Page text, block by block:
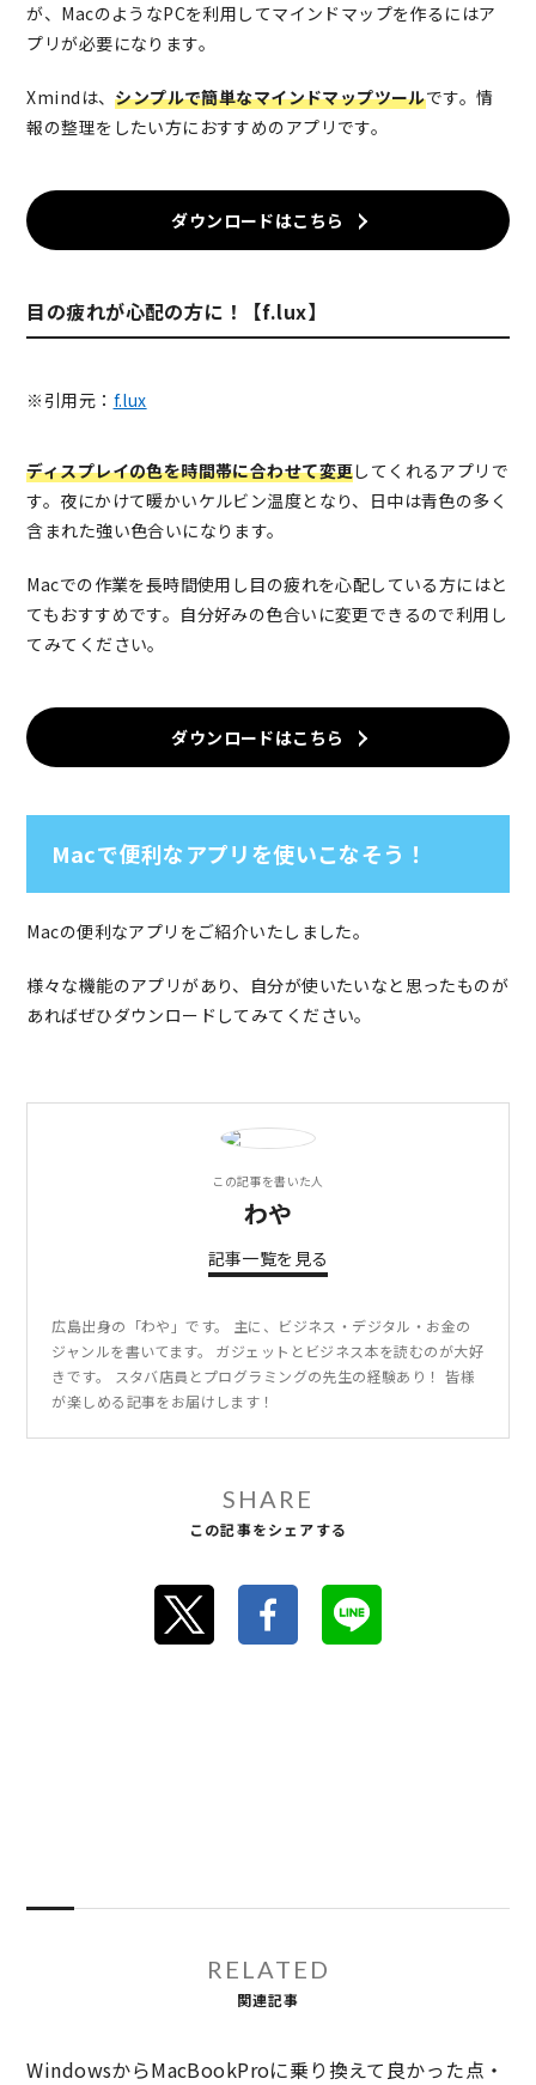
が、MacのようなPCを利用してマインドマップを作るにはア
プリが必要になります。
Xmindは、シンプルで簡単なマインドマップツールです。情
報の整理をしたい方におすすめのアプリです。
ダウンロードはこちら
目の疲れが心配の方に！【f.lux】
※引用元： f.lux
ディスプレイの色を時間帯に合わせて変更してくれるアプリで
す。夜にかけて暖かいケルビン温度となり、日中は青色の多く
含まれた強い色合いになります。
Macでの作業を長時間使用し目の疲れを心配している方にはと
てもおすすめです。自分好みの色合いに変更できるので利用し
てみてください。
ダウンロードはこちら
Macで便利なアプリを使いこなそう！
Macの便利なアプリをご紹介いたしました。
様々な機能のアプリがあり、自分が使いたいなと思ったものが
あればぜひダウンロードしてみてください。
この記事を書いた人
わや
記事一覧を見る
広島出身の「わや」です。 主に、ビジネス・デジタル・お金の
ジャンルを書いてます。 ガジェットとビジネス本を読むのが大好
きです。 スタバ店員とプログラミングの先生の経験あり！ 皆様
が楽しめる記事をお届けします！
SHARE
この記事をシェアする
RELATED
関連記事
WindowsからMacBookProに乗り換えて良かった点・